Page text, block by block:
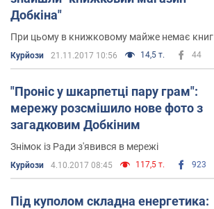
Добкіна"
При цьому в книжковому майже немає книг
Курйози 21.11.2017 10:56 14,5 т. 44
"Проніс у шкарпетці пару грам":
мережу розсмішило нове фото з
загадковим Добкіним
Знімок із Ради з'явився в мережі
Курйози 4.10.2017 08:45 117,5 т. 923
Під куполом складна енергетика: